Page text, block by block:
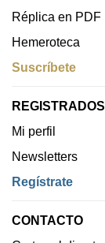
Réplica en PDF
Hemeroteca
Suscríbete
REGISTRADOS
Mi perfil
Newsletters
Regístrate
CONTACTO